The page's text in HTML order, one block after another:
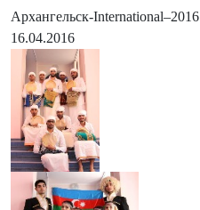
Архангельск-International–2016
16.04.2016